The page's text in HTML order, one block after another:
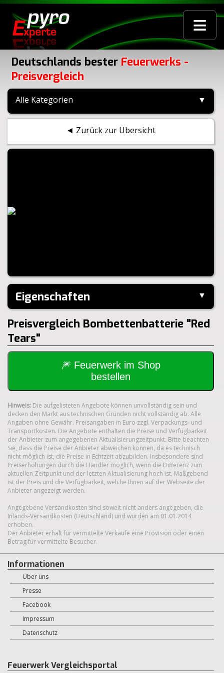
≡
Deutschlands bester Feuerwerks -
Preisvergleich
Alle Kategorien ▼
◄ Zurück zur Übersicht
Eigenschaften ▼
Hersteller:
---
Preisvergleich Bombettenbatterie "Red
Tears"
🎆 Feuerwerk im Shop
bestellen
Hinweis: Die aufgelisteten Angebote können unvollständig sein und
decken den Markt aus technischen Gründen nicht vollständig ab. Alle
Angaben ohne Gewähr. Preisangaben in Euro zzgl. Verpackungs- und
Transportkosten. Die Angebote enthalten die Preise und Verfügbarkeit
der Anbieter zum angegebenen Aktualisierungzeitpunkt. Bitte beachten
Sie, dass die Preise der Anbieter abweichen können, da es technisch
nicht möglich ist, die Preise in Echtzeit abzubilden. Insbesondere sind
Preiserhöhungen durch die Händler möglich, wenn die Differenz zum
aktuellen Zeitpunkt und der letzten Aktualisierung hoch ist. Maßgebend
ist der Preis und die Verfügbarkeit, welche Ihnen auf der Webseite der
Anbieter angezeigt werden.
Angegebene Versandkosten sind soweit nicht anders angegeben, die
Inlands-Versandkosten (Deutschland) und wurden am 01.01.2014
erhoben.
Der Anbieter erhält für vermittelte Verkäufe eine Provision oder einen
Betrag für vermittelte Besucher.
Informationen
Über uns
Presse
Facebook
Impressum
Datenschutz
Feuerwerk Vergleichsportal